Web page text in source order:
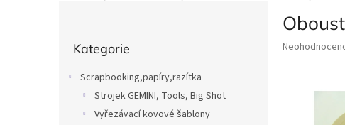
kategorie
Kategorie
Scrapbooking,papíry,razítka
Strojek GEMINI, Tools, Big Shot
Vyřezávací kovové šablony
Průměrné